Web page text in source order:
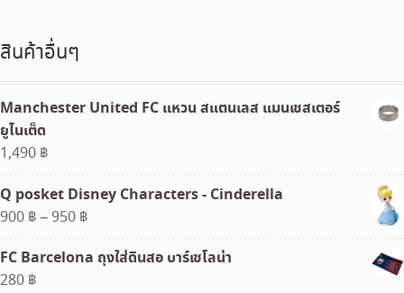
สินค้าอื่นๆ
Manchester United FC แหวน สแตนเลส แมนเชสเตอร์
ยูไนเต็ด
1,490 ฿
Q posket Disney Characters - Cinderella
900 ฿–950 ฿Price
range:
900 ฿
FC Barcelona ถุงใส่ดินสอ บาร์เซโลน่า
280 ฿